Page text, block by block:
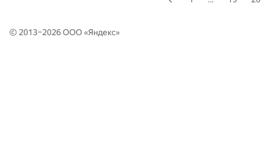
© 2013–2026 ООО «Яндекс»